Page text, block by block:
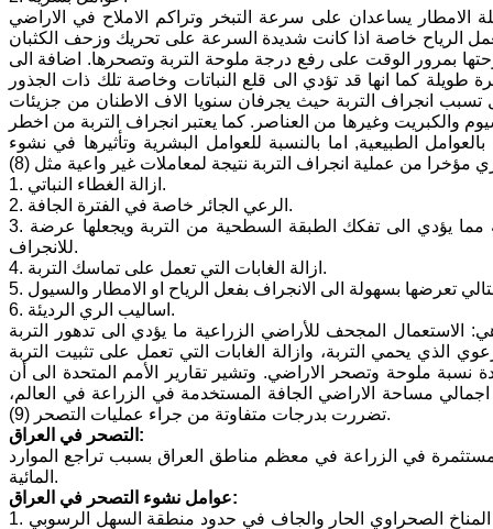
الامطار يساعدان على سرعة التبخر وتراكم الاملاح في الاراضي
الرياح خاصة اذا كانت شديدة السرعة على تحريك وزحف الكثبان
بمرور الوقت على رفع درجة ملوحة التربة وتصحرها. اضافة الى
طويلة كما انها قد تؤدي الى قلع النباتات وخاصة تلك ذات الجذور
تسبب انجراف التربة حيث يجرفان سنويا الاف الاطنان من جزيئات
والكبريت وغيرها من العناصر. كما يعتبر انجراف التربة من اخطر
الطبيعية, اما بالنسبة للعوامل البشرية وتأثيرها في نشوء
1. ازالة الغطاء النباتي.
2. الرعي الجائر خاصة في الفترة الجافة.
3. المعاملات الزراعية غير الواعية مثل حرث التربة في أوقات الجفاف غير المناسبة مما يؤدي الى تفكك الطبقة السطحية من التربة ويجعلها عرضة
للانجراف.
4. ازالة الغابات التي تعمل على تماسك التربة.
6. اساليب الري الرديئة.
الاستعمال المجحف للأراضي الزراعية ما يؤدي الى تدهور التربة
الذي يحمي التربة، وازالة الغابات التي تعمل على تثبيت التربة
ملوحة وتصحر الاراضي. وتشير تقارير الأمم المتحدة الى أن
سنويا حوالي 24 مليار طن من التربة السطحية، وأن حوالي %70 من اجمالي مساحة الاراضي الجافة المستخدمة في الزراعة في العالم،
تضررت بدرجات متفاوتة من جراء عمليات التصحر (9).
التصحر في العراق:
في الزراعة في معظم مناطق العراق بسبب تراجع الموارد
المائية.
عوامل نشوء التصحر في العراق:
1. ان %90 من مساحة العراق تقع ضمن منطقة المناخ الجاف وشبه الجاف حيث يقع المناخ الصحراوي الحار والجاف في حدود منطقة السهل الرسوبي